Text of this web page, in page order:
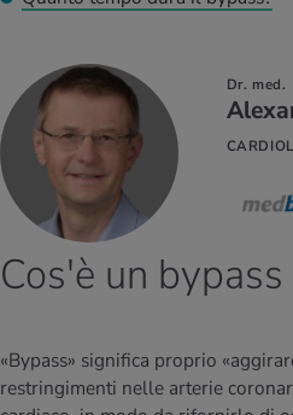
Dr. med.
Cos'è un bypass
«Bypass» significa proprio
restringimenti nelle arterie